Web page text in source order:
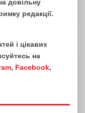
довільну
редакції.
і цікавих
на
, Facebook,